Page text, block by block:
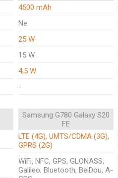
4500 mAh
Ne
25 W
15 W
4,5 W
-
Samsung G780 Galaxy S20
FE
LTE (4G), UMTS/CDMA (3G),
GPRS (2G)
WiFi, NFC, GPS, GLONASS,
Galileo, Bluetooth, BeiDou, A-